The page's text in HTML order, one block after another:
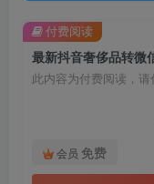
此内容为付费阅读，请
会员 免费
付费阅读